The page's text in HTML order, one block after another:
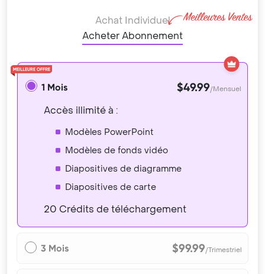
Achat Individuel
Acheter Abonnement
1 Mois $49.99/Mensuel
Accès illimité à :
Modèles PowerPoint
Modèles de fonds vidéo
Diapositives de diagramme
Diapositives de carte
20 Crédits de téléchargement
3 Mois $99.99/Trimestriel